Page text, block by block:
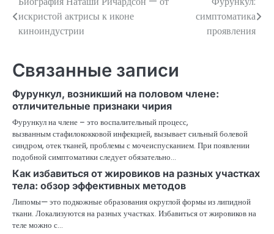
Навигация
по
искристой актрисы к иконе
киноиндустрии
симптоматика
проявления
Связанные записи
Фурункул, возникший на половом члене:
отличительные признаки чирия
Фурункул на члене – это воспалительный процесс,
вызванным стафилококковой инфекцией, вызывает сильный болевой
синдром, отек тканей, проблемы с мочеиспусканием. При появлении
подобной симптоматики следует обязательно…
Как избавиться от жировиков на разных участках
тела: обзор эффективных методов
Липомы— это подкожные образования округлой формы из липидной
ткани. Локализуются на разных участках. Избавиться от жировиков на
теле можно с…